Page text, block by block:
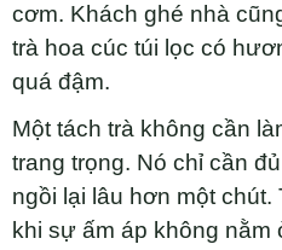
cơm. Khách ghé nhà
trà hoa cúc túi lọc có
quá đậm.
Một tách trà không cần
trang trọng. Nó chỉ cần
ngồi lại lâu hơn một chút.
khi sự ấm áp không